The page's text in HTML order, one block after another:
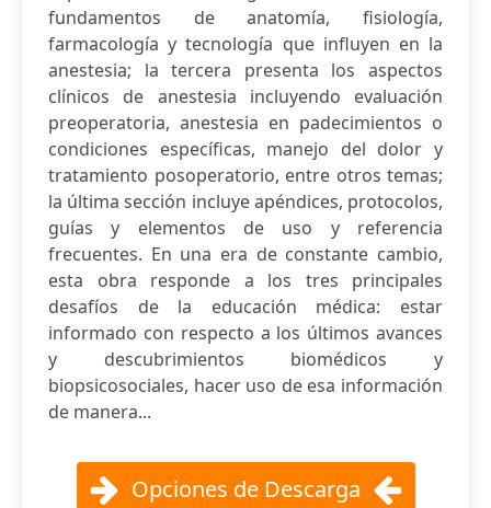
fundamentos de anatomía, fisiología,
farmacología y tecnología que influyen en la
anestesia; la tercera presenta los aspectos
clínicos de anestesia incluyendo evaluación
preoperatoria, anestesia en padecimientos o
condiciones específicas, manejo del dolor y
tratamiento posoperatorio, entre otros temas;
la última sección incluye apéndices, protocolos,
guías y elementos de uso y referencia
frecuentes. En una era de constante cambio,
esta obra responde a los tres principales
desafíos de la educación médica: estar
informado con respecto a los últimos avances
y descubrimientos biomédicos y
biopsicosociales, hacer uso de esa información
de manera...
Opciones de Descarga